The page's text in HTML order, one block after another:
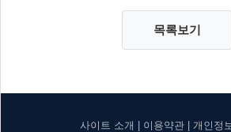
목록보기
사이트 소개 | 이용약관| 개인정